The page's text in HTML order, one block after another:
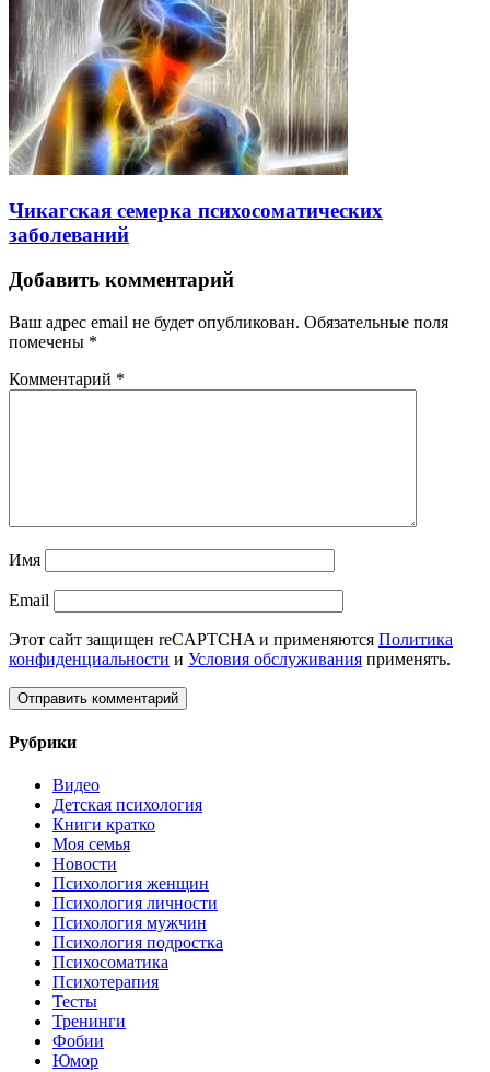
Чикагская семерка психосоматических
заболеваний
Добавить комментарий
Ваш адрес email не будет опубликован. Обязательные поля
помечены *
Комментарий *
Имя
Email
Этот сайт защищен reCAPTCHA и применяются Политика
конфиденциальности и Условия обслуживания применять.
Рубрики
Видео
Детская психология
Книги кратко
Моя семья
Новости
Психология женщин
Психология личности
Психология мужчин
Психология подростка
Психосоматика
Психотерапия
Тесты
Тренинги
Фобии
Юмор